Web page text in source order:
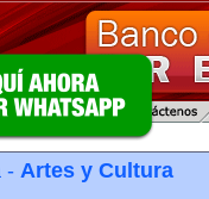
- Artes y Cultura